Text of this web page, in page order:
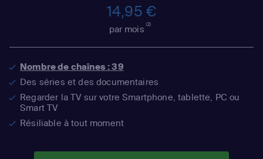
14,95 €
par mois(2)
Nombre de chaînes : 39
Des séries et des documentaires
Regarder la TV sur votre Smartphone, tablette, PC ou
Smart TV
Résiliable à tout moment